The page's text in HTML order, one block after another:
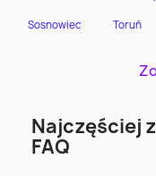
Najczęściej
FAQ